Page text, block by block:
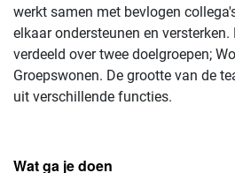
werkt samen met bevlogen
elkaar ondersteunen en
verdeeld over twee doelgroepen;
Groepswonen. De grootte van de
uit verschillende functies.
Wat ga je doen